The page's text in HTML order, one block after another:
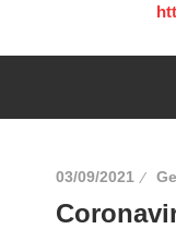
03/09/2021